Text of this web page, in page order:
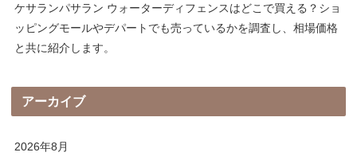
ケサランパサラン ウォーターディフェンスはどこで買える？ショ
ッピングモールやデパートでも売っているかを調査し、相場価格
と共に紹介します。
アーカイブ
2026年8月